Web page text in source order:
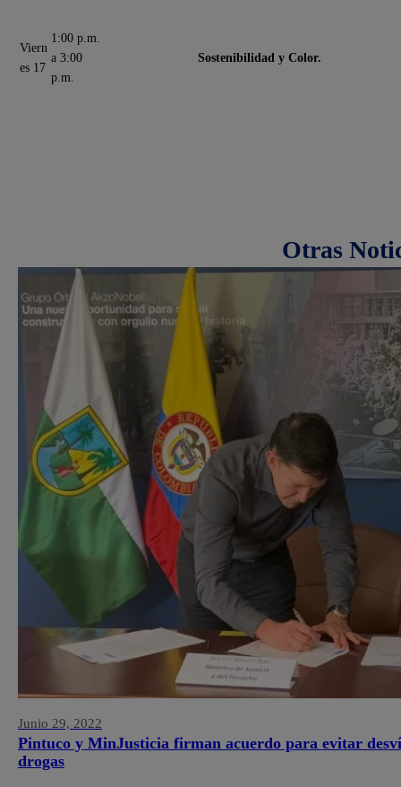
Viern
es 17
1:00 p.m.
a 3:00
p.m.
Sostenibilidad y Color.
Otras
Junio 29, 2022
Pintuco y MinJusticia firman acuerdo para evitar
drogas